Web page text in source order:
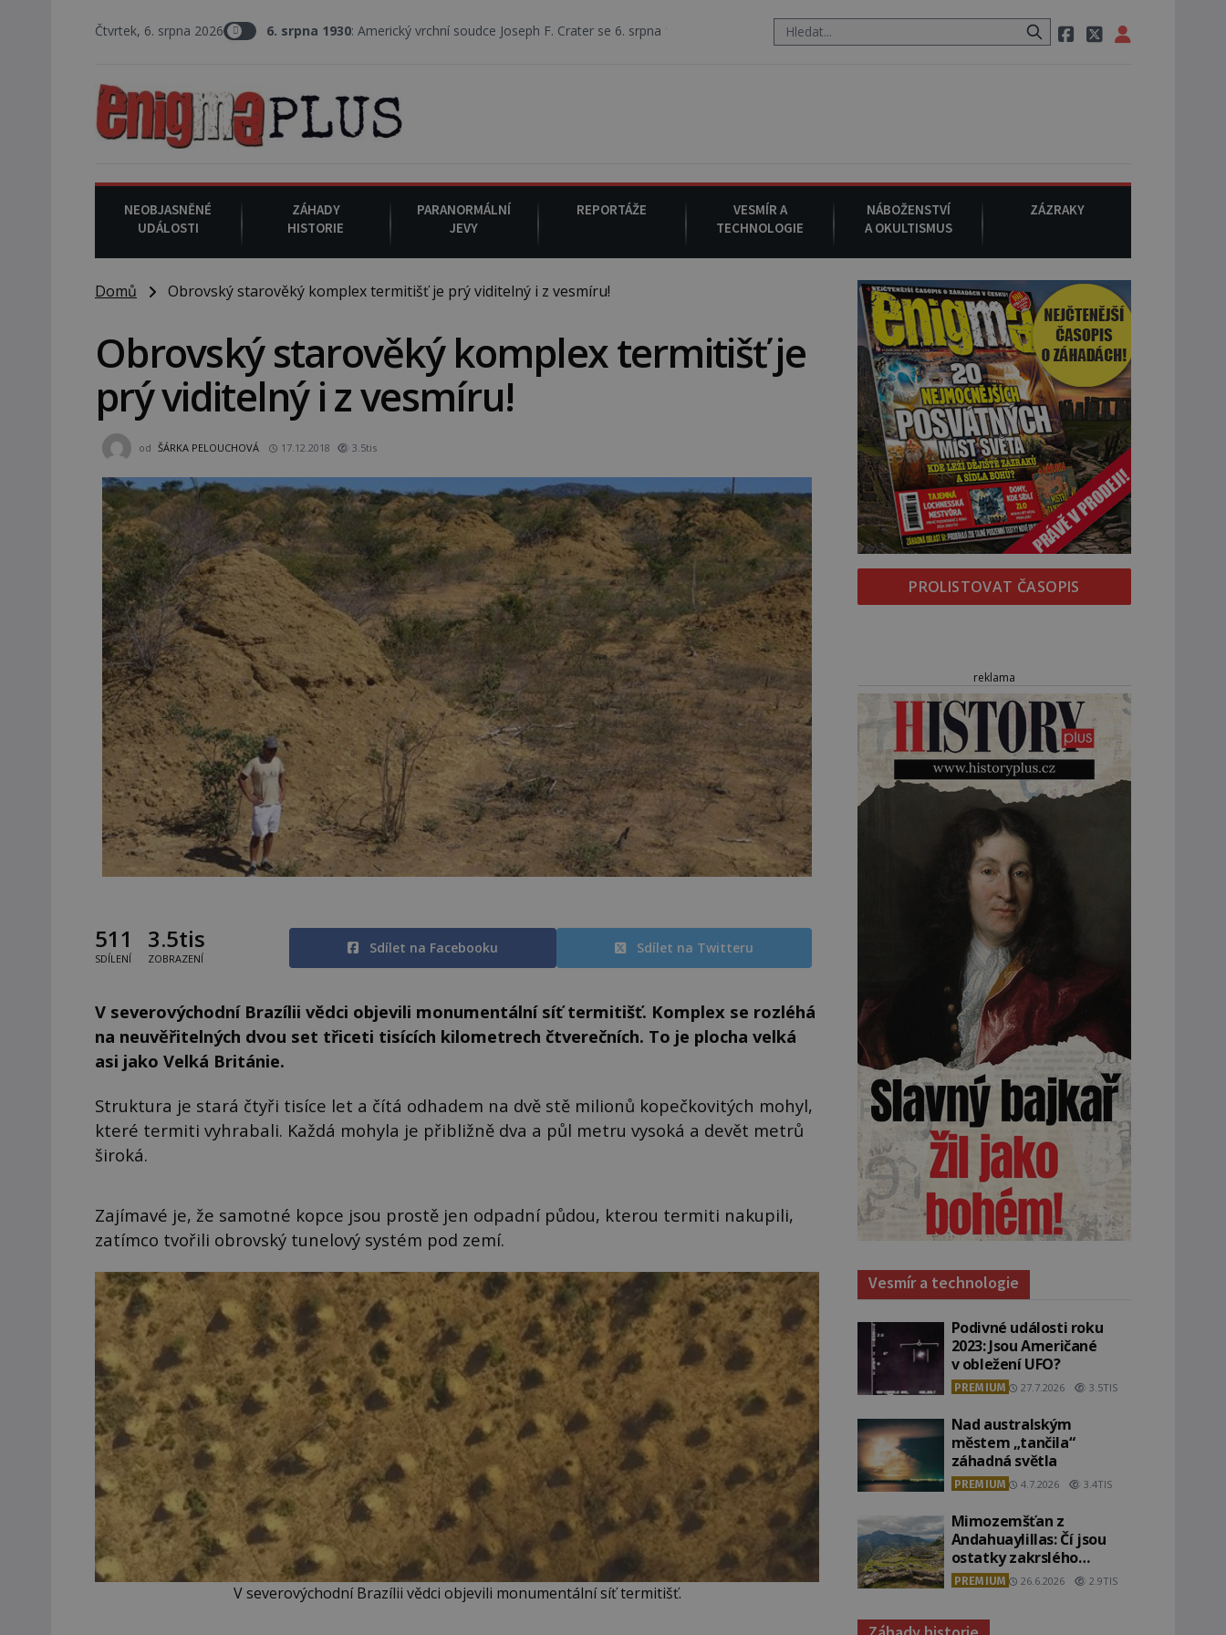
Čtvrtek, 6. srpna 2026
6. srpna 1930 : Americký vrchní soudce Joseph F. Crater se 6. srpna 1930 navečeří ve své oblíbené restauraci, pak si na ulici zavolá taxi, nasedne do něj a už ho nikdy nikdo
NEOBJASNĚNÉ
UDÁLOSTI
ZÁHADY
HISTORIE
PARANORMÁLNÍ
JEVY
REPORTÁŽE
VESMÍR A
TECHNOLOGIE
NÁBOŽENSTVÍ
A OKULTISMUS
ZÁZRAKY
Domů Obrovský starověký komplex termitišť je prý viditelný i z vesmíru!
Obrovský starověký komplex termitišť je
prý viditelný i z vesmíru!
od ŠÁRKA PELOUCHOVÁ 17.12.2018 3.5tis
511
SDÍLENÍ
3.5tis
ZOBRAZENÍ
Sdílet na Facebooku Sdílet na Twitteru
V severovýchodní Brazílii vědci objevili monumentální síť termitišť. Komplex se rozléhá
na neuvěřitelných dvou set třiceti tisících kilometrech čtverečních. To je plocha velká
asi jako Velká Británie.
Struktura je stará čtyři tisíce let a čítá odhadem na dvě stě milionů kopečkovitých mohyl,
které termiti vyhrabali. Každá mohyla je přibližně dva a půl metru vysoká a devět metrů
široká.
Zajímavé je, že samotné kopce jsou prostě jen odpadní půdou, kterou termiti nakupili,
zatímco tvořili obrovský tunelový systém pod zemí.
V severovýchodní Brazílii vědci objevili monumentální síť termitišť.
PROLISTOVAT ČASOPIS
reklama
Vesmír a technologie
Podivné události roku
2023: Jsou Američané
v obležení UFO?
PREMIUM 27.7.2026 3.5TIS
Nad australským
městem „tančila“
záhadná světla
PREMIUM 4.7.2026 3.4TIS
Mimozemšťan z
Andahuaylillas: Čí jsou
ostatky zakrslého
stvoření s ohromnou
lebkou?
PREMIUM 26.6.2026 2.9TIS